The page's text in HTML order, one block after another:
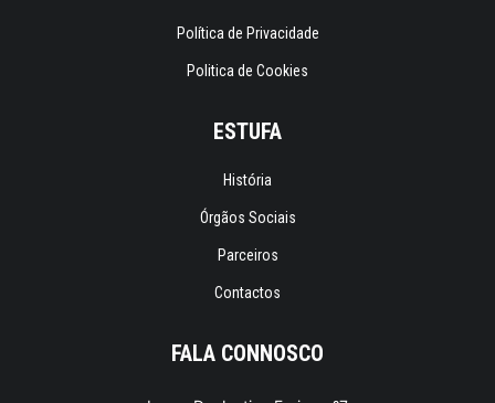
Política de Privacidade
Politica de Cookies
ESTUFA
História
Órgãos Sociais
Parceiros
Contactos
FALA CONNOSCO